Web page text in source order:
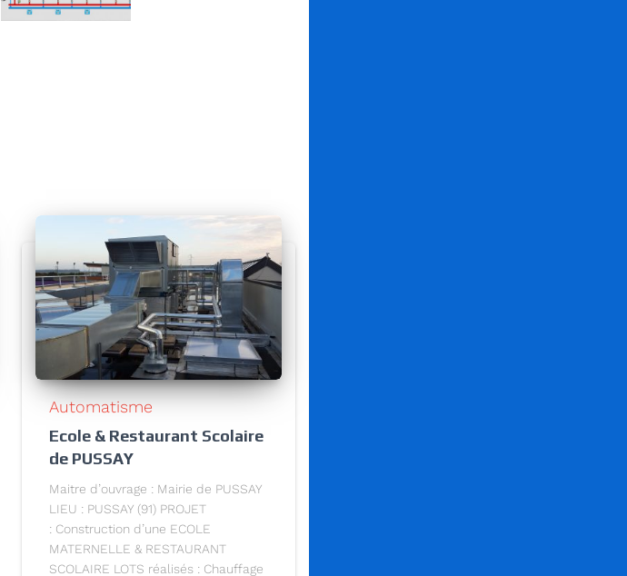
Automatisme
Ecole & Restaurant Scolaire
de PUSSAY
Maitre d’ouvrage : Mairie de PUSSAY
LIEU : PUSSAY (91) PROJET
: Construction d’une ECOLE
MATERNELLE & RESTAURANT
SCOLAIRE LOTS réalisés : Chauffage